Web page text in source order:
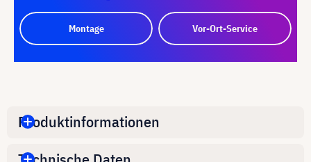
Montage Vor-Ort-Service
Produktinformationen